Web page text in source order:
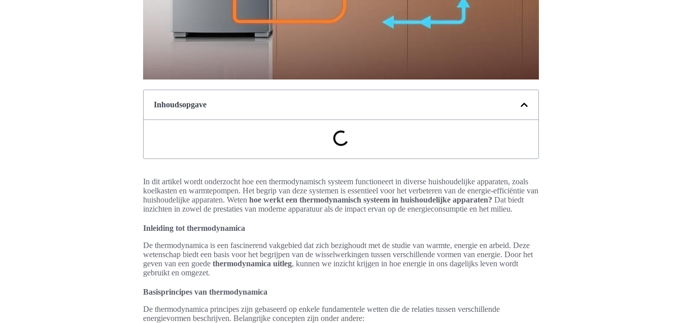
Inhoudsopgave
In dit artikel wordt onderzocht hoe een thermodynamisch systeem functioneert in diverse huishoudelijke apparaten, zoals
koelkasten en warmtepompen. Het begrip van deze systemen is essentieel voor het verbeteren van de energie-efficiëntie van
huishoudelijke apparaten. Weten hoe werkt een thermodynamisch systeem in huishoudelijke apparaten? Dat biedt
inzichten in zowel de prestaties van moderne apparatuur als de impact ervan op de energieconsumptie en het milieu.
Inleiding tot thermodynamica
De thermodynamica is een fascinerend vakgebied dat zich bezighoudt met de studie van warmte, energie en arbeid. Deze
wetenschap biedt een basis voor het begrijpen van de wisselwerkingen tussen verschillende vormen van energie. Door het
geven van een goede thermodynamica uitleg, kunnen we inzicht krijgen in hoe energie in ons dagelijks leven wordt
gebruikt en omgezet.
Basisprincipes van thermodynamica
De thermodynamica principes zijn gebaseerd op enkele fundamentele wetten die de relaties tussen verschillende
energievormen beschrijven. Belangrijke concepten zijn onder andere: